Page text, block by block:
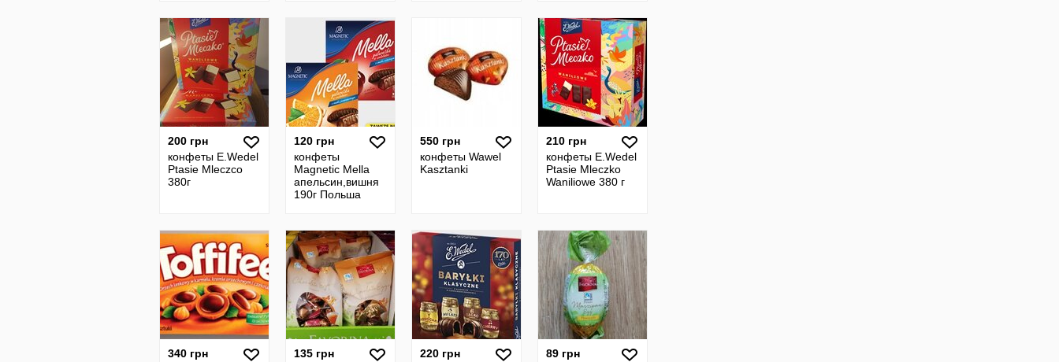
200 грн
конфеты E.Wedel
Ptasie Mleczco
380г
120 грн
конфеты
Magnetic Mella
апельсин,вишня
190г Польша
550 грн
конфеты Wawel
Kasztanki
210 грн
конфеты E.Wedel
Ptasie Mleczko
Waniliowe 380 г
340 грн
135 грн
220 грн
89 грн